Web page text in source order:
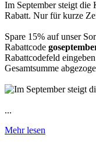
Im September steigt die
Rabatt. Nur für kurze
Spare 15% auf unser
Rabattcode
Rabattcodefeld
Gesamtsumme
...
Mehr lesen